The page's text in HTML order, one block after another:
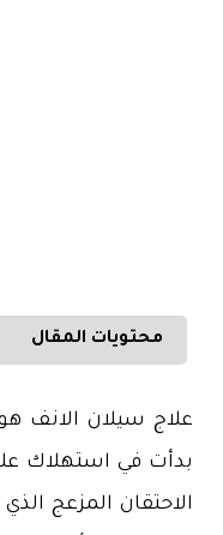
محتويات المقال
علاج سيلان الانف
بدأت في استهلاك
الاحتقان المزعج